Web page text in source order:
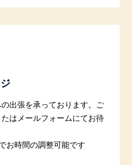
出張を承っております。ご
はメールフォームにてお待
お時間の調整可能です